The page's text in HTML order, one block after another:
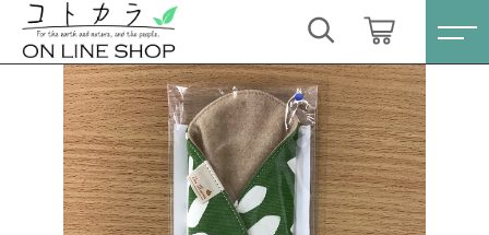
カートに商品を追加しました
【送料無料】REMEDY GARDEN BioMarron
一体型Sサイズ 枝柄グリーン
数量
1,760円（税込）
ログイン / 会員登録
お気に入り すべて
スキンケア・石鹸
キーワード検索
こだわり検索